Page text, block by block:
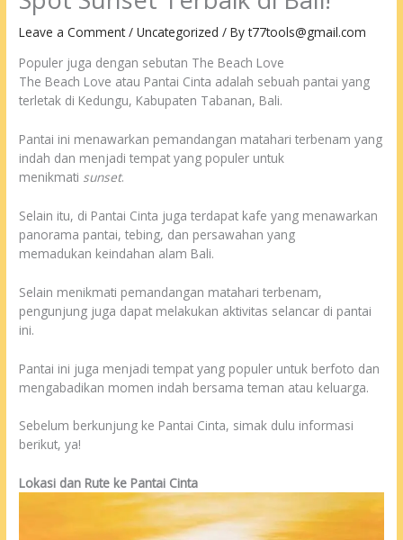
Leave a Comment /Uncategorized / Byt77tools@gmail.com
Populer juga dengan sebutan The Beach Love
The Beach Love atau Pantai Cinta adalah sebuah pantai yang
terletak di Kedungu, Kabupaten Tabanan, Bali.
Pantai ini menawarkan pemandangan matahari terbenam yang
indah dan menjadi tempat yang populer untuk
menikmati sunset.
Selain itu, di Pantai Cinta juga terdapat kafe yang menawarkan
panorama pantai, tebing, dan persawahan yang
memadukan keindahan alam Bali.
Selain menikmati pemandangan matahari terbenam,
pengunjung juga dapat melakukan aktivitas selancar di pantai
ini.
Pantai ini juga menjadi tempat yang populer untuk berfoto dan
mengabadikan momen indah bersama teman atau keluarga.
Sebelum berkunjung ke Pantai Cinta, simak dulu informasi
berikut, ya!
Lokasi dan Rute ke Pantai Cinta